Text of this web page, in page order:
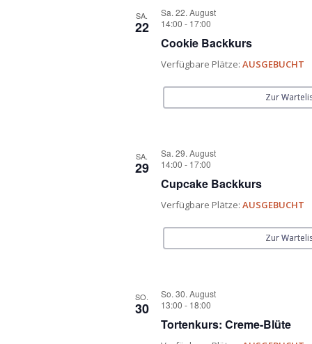
SA.
22
Sa. 22. August
14:00 - 17:00
Cookie Backkurs
Verfügbare Plätze: AUSGEBUCHT
Zur
SA.
29
Sa. 29. August
14:00 - 17:00
Cupcake Backkurs
Verfügbare Plätze: AUSGEBUCHT
Zur
SO.
30
So. 30. August
13:00 - 18:00
Tortenkurs: Creme-Blüte